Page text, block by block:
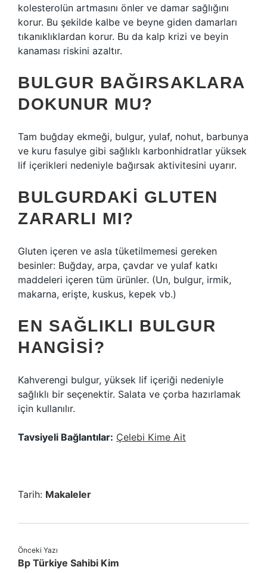
kolesterolün artmasını önler ve damar sağlığını
korur. Bu şekilde kalbe ve beyne giden damarları
tıkanıklıklardan korur. Bu da kalp krizi ve beyin
kanaması riskini azaltır.
BULGUR BAĞIRSAKLARA
DOKUNUR MU?
Tam buğday ekmeği, bulgur, yulaf, nohut, barbunya
ve kuru fasulye gibi sağlıklı karbonhidratlar yüksek
lif içerikleri nedeniyle bağırsak aktivitesini uyarır.
BULGURDAKI GLUTEN
ZARARLI MI?
Gluten içeren ve asla tüketilmemesi gereken
besinler: Buğday, arpa, çavdar ve yulaf katkı
maddeleri içeren tüm ürünler. (Un, bulgur, irmik,
makarna, erişte, kuskus, kepek vb.)
EN SAĞLIKLI BULGUR
HANGISI?
Kahverengi bulgur, yüksek lif içeriği nedeniyle
sağlıklı bir seçenektir. Salata ve çorba hazırlamak
için kullanılır.
Tavsiyeli Bağlantılar: Çelebi Kime Ait
Tarih: Makaleler
Önceki Yazı
Bp Türkiye Sahibi Kim